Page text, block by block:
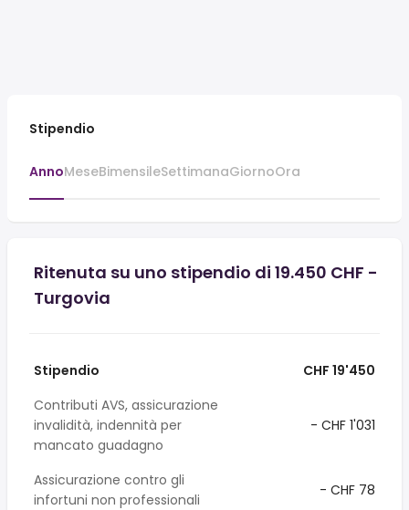
Stipendio
AnnoMeseBimensileSettimanaGiornoOra
Ritenuta su uno stipendio di 19.450 CHF -
Turgovia
Stipendio
CHF 19'450
Contributi AVS, assicurazione
invalidità, indennità per
mancato guadagno
- CHF 1'031
Assicurazione contro gli
infortuni non professionali
- CHF 78